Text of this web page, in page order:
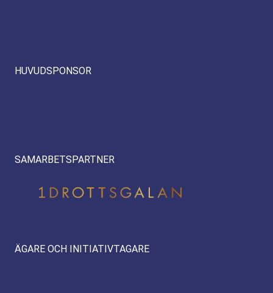
HUVUDSPONSOR
SAMARBETSPARTNER
ÄGARE OCH INITIATIVTAGARE